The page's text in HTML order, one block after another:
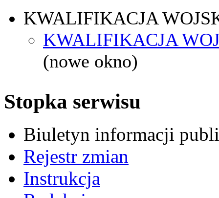
KWALIFIKACJA
KWALIFIKACJA
(nowe okno)
Stopka serwisu
Biuletyn informacji
Rejestr zmian
Instrukcja